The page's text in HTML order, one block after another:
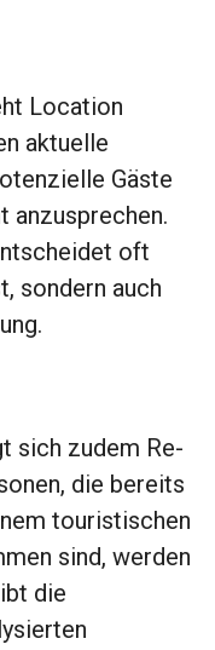
Location
aktuelle
Gäste
anzusprechen.
oft
sondern auch
sich zudem Re-
die bereits
touristischen
sind, werden
die